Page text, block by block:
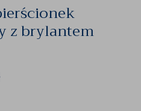
z brylantem